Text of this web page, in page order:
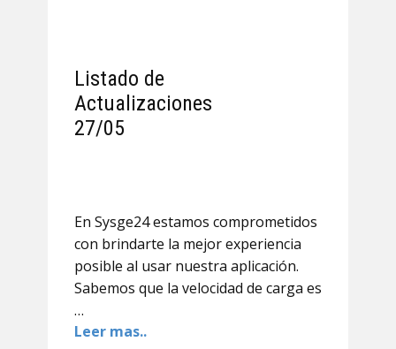
Listado de
Actualizaciones
27/05
En Sysge24 estamos comprometidos
con brindarte la mejor experiencia
posible al usar nuestra aplicación.
Sabemos que la velocidad de carga es
…
Leer mas..